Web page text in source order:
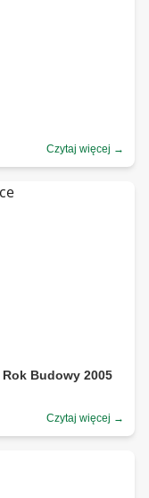
Czytaj więcej →
Budowy 2005
Czytaj więcej →